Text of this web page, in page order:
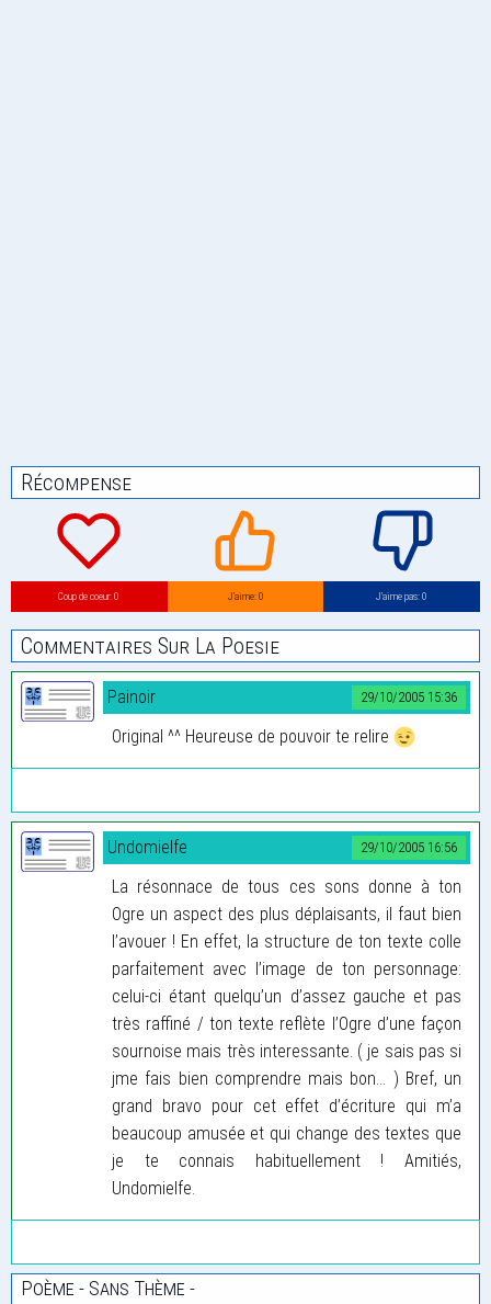
Récompense
Coup de coeur: 0 J’aime: 0 J’aime pas: 0
Commentaires Sur La Poesie
29/10/2005 15:36
Painoir
Original ^^ Heureuse de pouvoir te relire
29/10/2005 16:56
Undomielfe
La résonnace de tous ces sons donne à ton
Ogre un aspect des plus déplaisants, il faut bien
l’avouer ! En effet, la structure de ton texte colle
parfaitement avec l’image de ton personnage:
celui-ci étant quelqu’un d’assez gauche et pas
très raffiné / ton texte reflète l’Ogre d’une façon
sournoise mais très interessante. ( je sais pas si
jme fais bien comprendre mais bon... ) Bref, un
grand bravo pour cet effet d’écriture qui m’a
beaucoup amusée et qui change des textes que
je te connais habituellement ! Amitiés,
Undomielfe.
Poème - Sans Thème -